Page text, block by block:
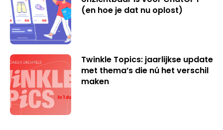
(en hoe je dat nu oplost)
Twinkle Topics: jaarlijkse update
met thema’s die nú het verschil
maken